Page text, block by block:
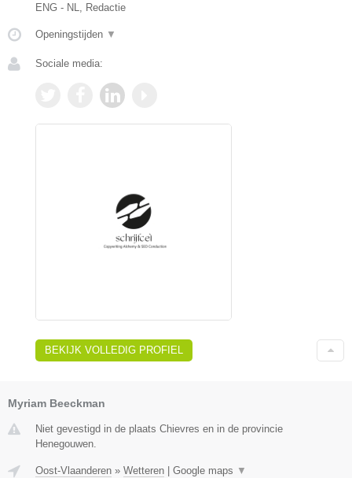
ENG - NL, Redactie
Openingstijden ▼
Sociale media:
BEKIJK VOLLEDIG PROFIEL
Myriam Beeckman
Niet gevestigd in de plaats Chievres en in de provincie
Henegouwen.
Oost-Vlaanderen » Wetteren Google maps ▼